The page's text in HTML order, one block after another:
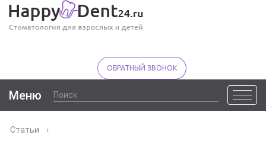
ОБРАТНЫЙ ЗВОНОК
Меню
Статьи ›